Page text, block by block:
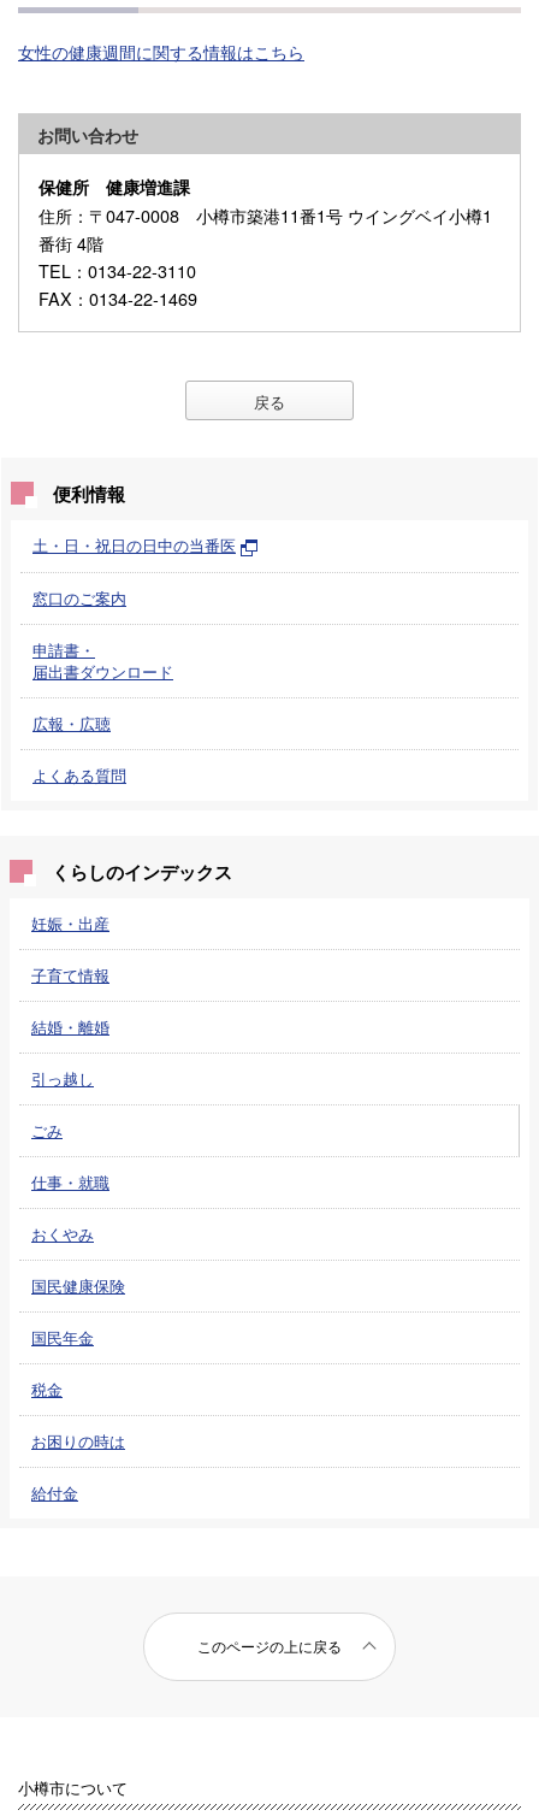
女性の健康週間に関する情報はこちら
お問い合わせ
保健所 健康増進課
住所 ：〒047-0008 小樽市築港11番1号 ウイングベイ小樽1
番街 4階
TEL ：0134-22-3110
FAX ：0134-22-1469
戻る
便利情報
土・日・祝日の日中の当番医
窓口のご案内
申請書・
届出書ダウンロード
広報・広聴
よくある質問
くらしのインデックス
妊娠・出産
子育て情報
結婚・離婚
引っ越し
ごみ
仕事・就職
おくやみ
国民健康保険
国民年金
税金
お困りの時は
給付金
このページの上に戻る
小樽市について